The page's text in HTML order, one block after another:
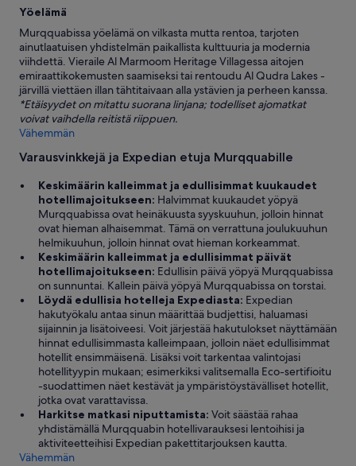
Yöelämä
Murqquabissa yöelämä on vilkasta mutta rentoa, tarjoten
ainutlaatuisen yhdistelmän paikallista kulttuuria ja modernia
viihdettä. Vieraile Al Marmoom Heritage Villagessa aitojen
emiraattikokemusten saamiseksi tai rentoudu Al Qudra Lakes -
järvillä viettäen illan tähtitaivaan alla ystävien ja perheen kanssa.
*Etäisyydet on mitattu suorana linjana; todelliset ajomatkat
voivat vaihdella reitistä riippuen.
Vähemmän
Varausvinkkejä ja Expedian etuja Murqquabille
Keskimäärin kalleimmat ja edullisimmat kuukaudet
hotellimajoitukseen: Halvimmat kuukaudet yöpyä
Murqquabissa ovat heinäkuusta syyskuuhun, jolloin hinnat
ovat hieman alhaisemmat. Tämä on verrattuna joulukuuhun
helmikuuhun, jolloin hinnat ovat hieman korkeammat.
Keskimäärin kalleimmat ja edullisimmat päivät
hotellimajoitukseen: Edullisin päivä yöpyä Murqquabissa
on sunnuntai. Kallein päivä yöpyä Murqquabissa on torstai.
Löydä edullisia hotelleja Expediasta: Expedian
hakutyökalu antaa sinun määrittää budjettisi, haluamasi
sijainnin ja lisätoiveesi. Voit järjestää hakutulokset näyttämään
hinnat edullisimmasta kalleimpaan, jolloin näet edullisimmat
hotellit ensimmäisenä. Lisäksi voit tarkentaa valintojasi
hotellityypin mukaan; esimerkiksi valitsemalla Eco-sertifioitu
-suodattimen näet kestävät ja ympäristöystävälliset hotellit,
jotka ovat varattavissa.
Harkitse matkasi niputtamista: Voit säästää rahaa
yhdistämällä Murqquabin hotellivarauksesi lentoihisi ja
aktiviteetteihisi Expedian pakettitarjouksen kautta.
Vähemmän